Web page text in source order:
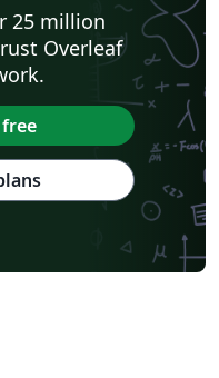
25 million
Overleaf